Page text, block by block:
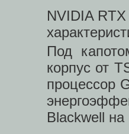
NVIDIA
Под
корпус от
процессор
Blackwell